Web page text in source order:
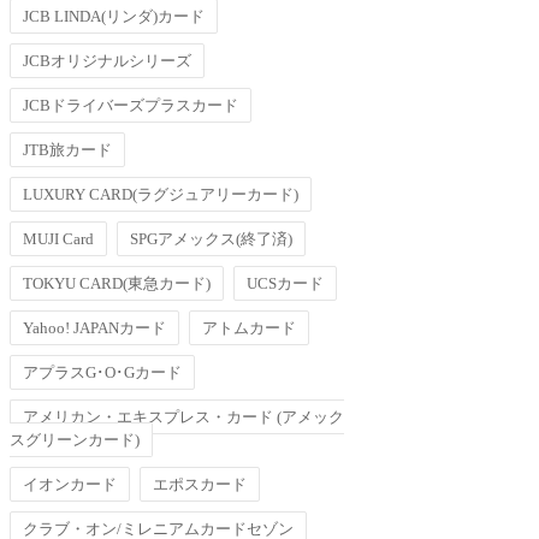
JCB LINDA(リンダ)カード
JCBオリジナルシリーズ
JCBドライバーズプラスカード
JTB旅カード
LUXURY CARD(ラグジュアリーカード)
MUJI Card SPGアメックス(終了済)
TOKYU CARD(東急カード) UCSカード
Yahoo! JAPANカード アトムカード
アプラスG･O･Gカード
アメリカン・エキスプレス・カード (アメック
スグリーンカード)
イオンカード エポスカード
クラブ・オン/ミレニアムカードセゾン